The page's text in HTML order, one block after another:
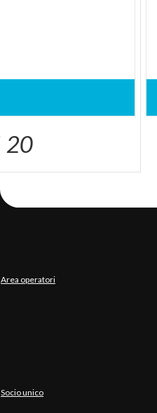
20
Area operatori
Socio unico